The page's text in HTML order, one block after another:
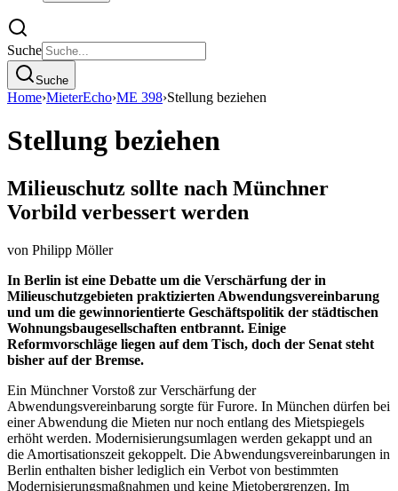
Suche
Suche
Home›MieterEcho›ME 398›Stellung beziehen
Stellung beziehen
Milieuschutz sollte nach Münchner
Vorbild verbessert werden
von Philipp Möller
In Berlin ist eine Debatte um die Verschärfung der in
Milieuschutzgebieten praktizierten Abwendungsvereinbarung
und um die gewinnorientierte Geschäftspolitik der städtischen
Wohnungsbaugesellschaften entbrannt. Einige
Reformvorschläge liegen auf dem Tisch, doch der Senat steht
bisher auf der Bremse.
Ein Münchner Vorstoß zur Verschärfung der
Abwendungsvereinbarung sorgte für Furore. In München dürfen bei
einer Abwendung die Mieten nur noch entlang des Mietspiegels
erhöht werden. Modernisierungsumlagen werden gekappt und an
die Amortisationszeit gekoppelt. Die Abwendungsvereinbarungen in
Berlin enthalten bisher lediglich ein Verbot von bestimmten
Modernisierungsmaßnahmen und keine Mietobergrenzen. Im